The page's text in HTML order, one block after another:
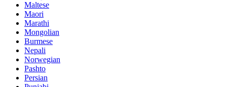
Maltese
Maori
Marathi
Mongolian
Burmese
Nepali
Norwegian
Pashto
Persian